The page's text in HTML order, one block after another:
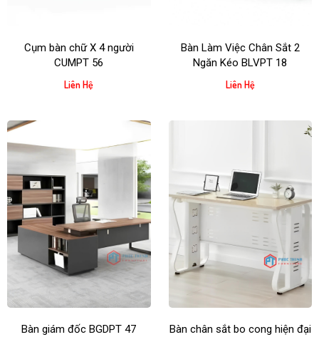
2m4, tủ cao 2m).
Phù hợp với:
Văn phòng riêng cần thiết kế nội thất đồng bộ, chuyên nghiệp
Gọi ngay cho Nội Thất Phúc Thịnh
để được tư vấn phối
hợp bàn – tủ – ghế giám đốc cùng tone, nâng tầm không gian
làm việc!
Nhận đặt hàng theo yêu cầu – thiết kế 3D trước khi sản xuất.
Cụm bàn chữ X 4 người
CUMPT 56
Liên Hệ
Bàn Làm Việc Chân Sắt 2
Ngăn Kéo BLVPT 18
Liên Hệ
Bàn giám đốc BGDPT 47
Bàn chân sắt bo cong hiện đại